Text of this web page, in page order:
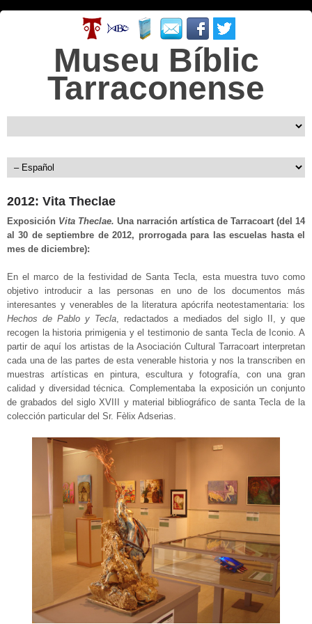
Museu Bíblic
Tarraconense
2012: Vita Theclae
Exposición Vita Theclae. Una narración artística de Tarracoart (del 14
al 30 de septiembre de 2012, prorrogada para las escuelas hasta el
mes de diciembre):
En el marco de la festividad de Santa Tecla, esta muestra tuvo como
objetivo introducir a las personas en uno de los documentos más
interesantes y venerables de la literatura apócrifa neotestamentaria: los
Hechos de Pablo y Tecla, redactados a mediados del siglo II, y que
recogen la historia primigenia y el testimonio de santa Tecla de Iconio. A
partir de aquí los artistas de la Asociación Cultural Tarracoart interpretan
cada una de las partes de esta venerable historia y nos la transcriben en
muestras artísticas en pintura, escultura y fotografía, con una gran
calidad y diversidad técnica. Complementaba la exposición un conjunto
de grabados del siglo XVIII y material bibliográfico de santa Tecla de la
colección particular del Sr. Fèlix Adserias.